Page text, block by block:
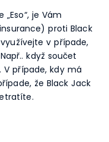
je Vám
proti Black
v případe,
když součet
V případe, kdy má
že Black Jack